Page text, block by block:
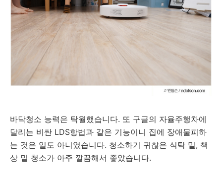
바닥청소 능력은 탁월했습니다. 또 구글의 자율주행차에
달리는 비싼 LDS항법과 같은 기능이니 집에 장애물피하
는 것은 일도 아니였습니다. 청소하기 귀찮은 식탁 밑, 책
상 밑 청소가 아주 깔끔해서 좋았습니다.